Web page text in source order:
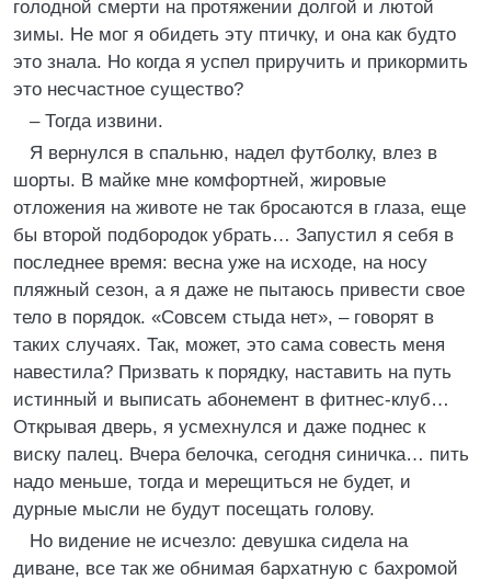
голодной смерти на протяжении долгой и лютой
зимы. Не мог я обидеть эту птичку, и она как будто
это знала. Но когда я успел приручить и прикормить
это несчастное существо?
– Тогда извини.
Я вернулся в спальню, надел футболку, влез в
шорты. В майке мне комфортней, жировые
отложения на животе не так бросаются в глаза, еще
бы второй подбородок убрать… Запустил я себя в
последнее время: весна уже на исходе, на носу
пляжный сезон, а я даже не пытаюсь привести свое
тело в порядок. «Совсем стыда нет», – говорят в
таких случаях. Так, может, это сама совесть меня
навестила? Призвать к порядку, наставить на путь
истинный и выписать абонемент в фитнес-клуб…
Открывая дверь, я усмехнулся и даже поднес к
виску палец. Вчера белочка, сегодня синичка… пить
надо меньше, тогда и мерещиться не будет, и
дурные мысли не будут посещать голову.
Но видение не исчезло: девушка сидела на
диване, все так же обнимая бархатную с бахромой